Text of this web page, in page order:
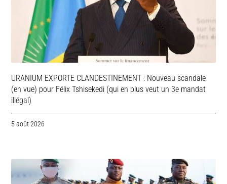
URANIUM EXPORTE CLANDESTINEMENT : Nouveau scandale
(en vue) pour Félix Tshisekedi (qui en plus veut un 3e mandat
illégal)
5 août 2026